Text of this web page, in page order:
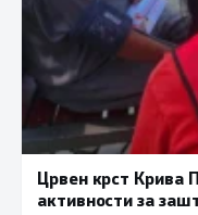
Црвен крст Крива
активности за